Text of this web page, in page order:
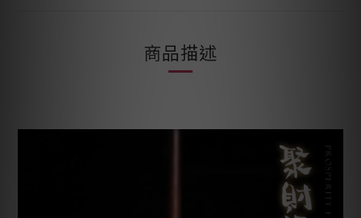
商品描述